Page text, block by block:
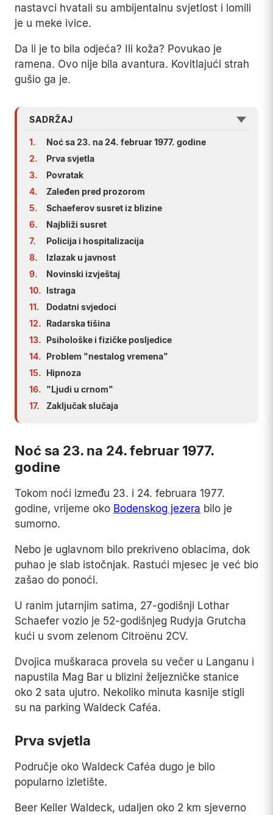
nastavci hvatali su ambijentalnu svjetlost i lomili
je u meke ivice.
Da li je to bila odjeća? Ili koža? Povukao je
ramena. Ovo nije bila avantura. Kovitlajući strah
gušio ga je.
SADRŽAJ
1.
Noć sa 23. na 24. februar 1977. godine
2.
Prva svjetla
3.
Povratak
4.
Zaleđen pred prozorom
5.
Schaeferov susret iz blizine
6.
Najbliži susret
7.
Policija i hospitalizacija
8.
Izlazak u javnost
9.
Novinski izvještaj
10.
Istraga
11.
Dodatni svjedoci
12.
Radarska tišina
13.
Psihološke i fizičke posljedice
14.
Problem "nestalog vremena"
15.
Hipnoza
16. "Ljudi u crnom"
17.
Zaključak slučaja
Noć sa 23. na 24. februar 1977.
godine
Tokom noći između 23. i 24. februara 1977.
godine, vrijeme oko Bodenskog jezera bilo je
sumorno.
Nebo je uglavnom bilo prekriveno oblacima, dok
puhao je slab istočnjak. Rastući mjesec je već bio
zašao do ponoći.
U ranim jutarnjim satima, 27-godišnji Lothar
Schaefer vozio je 52-godišnjeg Rudyja Grutcha
kući u svom zelenom Citroënu 2CV.
Dvojica muškaraca provela su večer u Langanu i
napustila Mag Bar u blizini željezničke stanice
oko 2 sata ujutro. Nekoliko minuta kasnije stigli
su na parking Waldeck Caféa.
Prva svjetla
Područje oko Waldeck Caféa dugo je bilo
popularno izletište.
Beer Keller Waldeck, udaljen oko 2 km sjeverno